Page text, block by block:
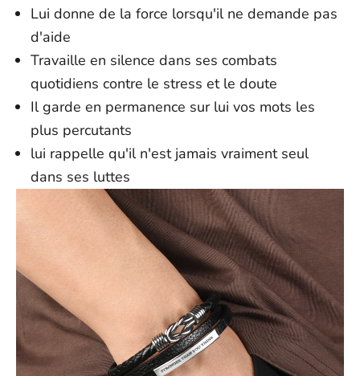
Lui donne de la force lorsqu'il ne demande pas
d'aide
Travaille en silence dans ses combats
quotidiens contre le stress et le doute
Il garde en permanence sur lui vos mots les
plus percutants
lui rappelle qu'il n'est jamais vraiment seul
dans ses luttes